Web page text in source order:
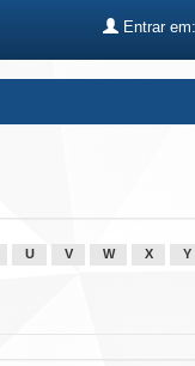
Entrar em:
U V W X Y